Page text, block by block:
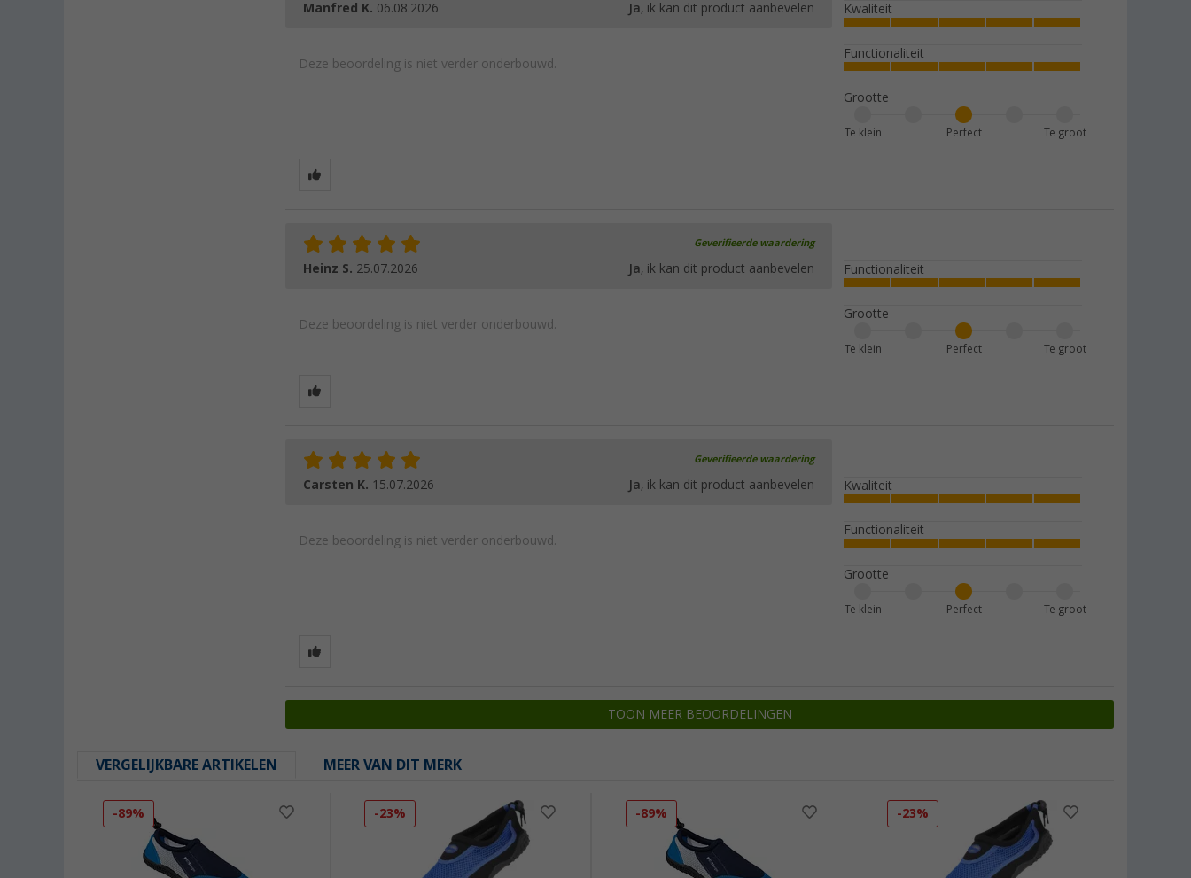
Manfred K. 06.08.2026 Ja, ik kan dit product aanbevelen
Deze beoordeling is niet verder onderbouwd.
Kwaliteit
Functionaliteit
Grootte
Te groot
Perfect
Te klein
Geverifieerde waardering
Heinz S. 25.07.2026 Ja, ik kan dit product aanbevelen
Deze beoordeling is niet verder onderbouwd.
Functionaliteit
Grootte
Te groot
Perfect
Te klein
Geverifieerde waardering
Carsten K. 15.07.2026 Ja, ik kan dit product aanbevelen
Deze beoordeling is niet verder onderbouwd.
Kwaliteit
Functionaliteit
Grootte
Te groot
Perfect
Te klein
TOON MEER BEOORDELINGEN
VERGELIJKBARE ARTIKELEN MEER VAN DIT MERK
-89% -23% -89% -23%